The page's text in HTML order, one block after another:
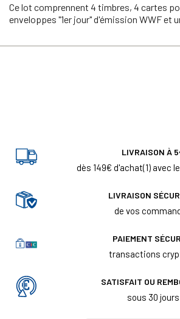
Ce lot comprennent 4 timbres, 4 cartes
enveloppes "1er jour" d'émission WWF et
LIVRAISON À
dès 149€ d'achat(1) avec
LIVRAISON
de vos
PAIEMENT
transactions
SATISFAIT OU
sous 30 jours